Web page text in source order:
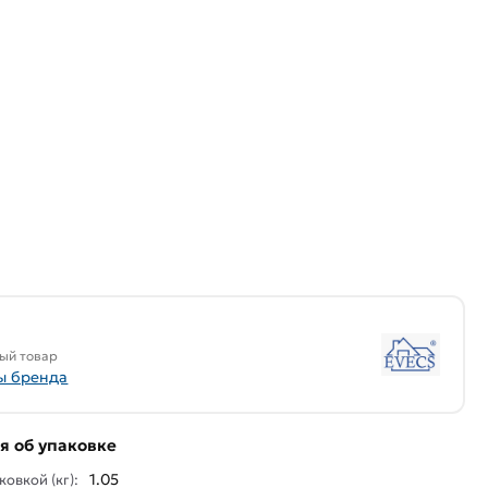
товар
бренда
об упаковке
(кг): 1.05